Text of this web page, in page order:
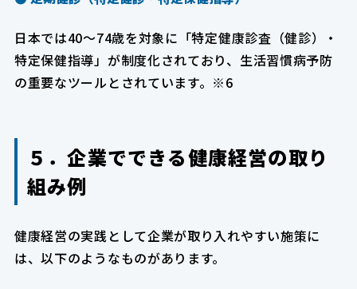
日本では40～74歳を対象に「特定健康診査（健診）・
特定保健指導」が制度化されており、生活習慣病予防
の重要なツールとされています。※6
５．企業でできる健康経営の取り
組み例
健康経営の実践として企業が取り入れやすい施策に
は、以下のようなものがあります。